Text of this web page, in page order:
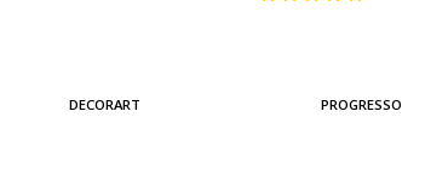
DECORART PROGRESSO